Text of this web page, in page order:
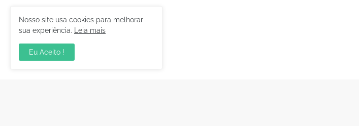
Nosso site usa cookies para melhorar
sua experiência.
Leia mais
Eu Aceito !